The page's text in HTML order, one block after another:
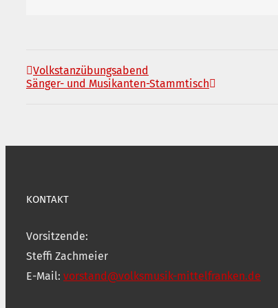
Volkstanzübungsabend
Sänger- und Musikanten-Stammtisch
KONTAKT
Vorsitzende:
Steffi Zachmeier
E-Mail: vorstand@volksmusik-mittelfranken.de